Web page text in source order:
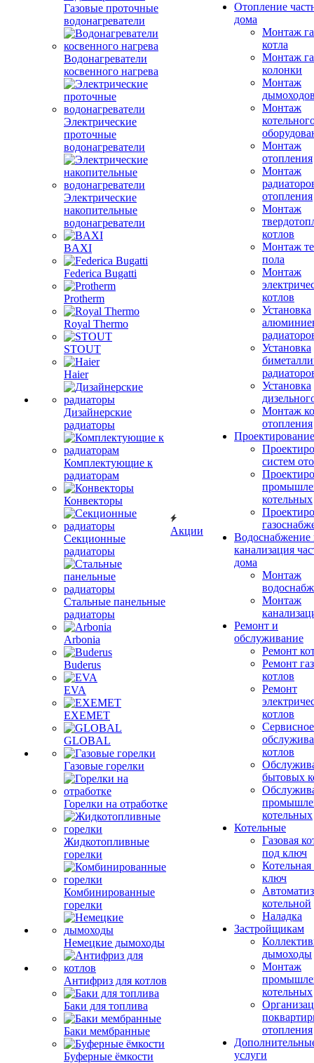
Газовые проточные
водонагреватели
Водонагреватели
косвенного нагрева
Электрические
проточные
водонагреватели
Электрические
накопительные
водонагреватели
BAXI
Federica Bugatti
Protherm
Royal Thermo
STOUT
Haier
Дизайнерские
радиаторы
Комплектующие к
радиаторам
Конвекторы
Секционные
радиаторы
Стальные панельные
радиаторы
Arbonia
Buderus
EVA
EXEMET
GLOBAL
Газовые горелки
Горелки на отработке
Жидкотопливные
горелки
Комбинированные
горелки
Немецкие дымоходы
Антифриз для котлов
Баки для топлива
Баки мембранные
Буферные ёмкости
Акции
Отопление
дома
Монтаж
котла
Монтаж
колонки
Монтаж
Монтаж
Монтаж
отопления
Монтаж
отопления
Монтаж
котлов
Монтаж
пола
Монтаж
котлов
Установка
Установка
Установка
Монтаж
отопления
Проектирование
систем
котельных
Водоснабжение
канализация
дома
Монтаж
Монтаж
Ремонт и
обслуживание
Ремонт
Ремонт
котлов
Ремонт
котлов
Сервисное
котлов
бытовых
котельных
Котельные
Газовая
под ключ
ключ
котельной
Наладка
Застройщикам
дымоходы
Монтаж
котельных
отопления
услуги